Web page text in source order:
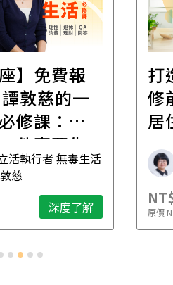
】免費報
敦慈的一
修課：一
件事要先
活執行者 無毒生活
慈
深度了解
打
修
居
原價